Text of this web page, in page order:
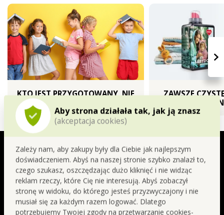
Aby strona działała tak, jak ją znasz
(akceptacja cookies)
Zależy nam, aby zakupy były dla Ciebie jak najlepszym
doświadczeniem. Abyś na naszej stronie szybko znalazł to,
czego szukasz, oszczędzając dużo kliknięć i nie widząc
reklam rzeczy, które Cię nie interesują. Abyś zobaczył
stronę w widoku, do którego jesteś przyzwyczajony i nie
musiał się za każdym razem logować. Dlatego
potrzebujemy Twojej zgody na przetwarzanie cookies-
KTO JEST PRZYGOTOWANY, NIE
BĘDZIE ZASKOCZONY
ZAWSZE
›
Zobacz inne spacerki
SIGNATURE | najwyższy poziom
perfumerii
BERRIES ABSOLUTE
Malina stanowi serce tej ciemnej, owocowej
kompozycji, nadając jej słodki, soczysty i zmysłowy